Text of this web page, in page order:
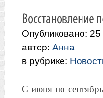
Опубликовано: 25
автор: Анна
в рубрике:
С июня по